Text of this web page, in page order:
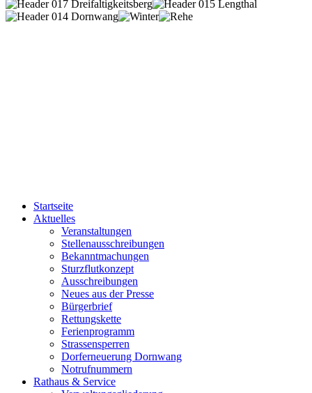
Startseite
Aktuelles
Veranstaltungen
Stellenausschreibungen
Bekanntmachungen
Sturzflutkonzept
Ausschreibungen
Neues aus der Presse
Bürgerbrief
Rettungskette
Ferienprogramm
Strassensperren
Dorferneuerung Dornwang
Notrufnummern
Rathaus & Service